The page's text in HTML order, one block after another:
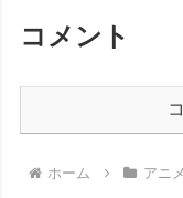
コメント
ホーム アニメ